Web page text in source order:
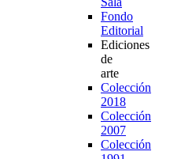
Fondo
Editorial
Ediciones
de
arte
Colección
2018
Colección
2007
Colección